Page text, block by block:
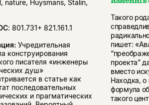
nature, Huysmans, Stalin,
: 801.731+ 821.161.1
Учредительная
конструирования
писателя «инженеры
душ»
в статье как
последовательных
и прагматических
Такого
пишет:
проекта”
вместо
Находка, о
формула
такого